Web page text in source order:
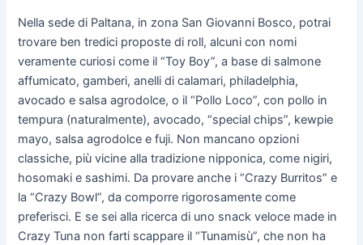
Nella sede di Paltana, in zona San Giovanni Bosco, potrai
trovare ben tredici proposte di roll, alcuni con nomi
veramente curiosi come il “Toy Boy”, a base di salmone
affumicato, gamberi, anelli di calamari, philadelphia,
avocado e salsa agrodolce, o il “Pollo Loco”, con pollo in
tempura (naturalmente), avocado, “special chips”, kewpie
mayo, salsa agrodolce e fuji. Non mancano opzioni
classiche, più vicine alla tradizione nipponica, come nigiri,
hosomaki e sashimi. Da provare anche i “Crazy Burritos” e
la “Crazy Bowl”, da comporre rigorosamente come
preferisci. E se sei alla ricerca di uno snack veloce made in
Crazy Tuna non farti scappare il “Tunamisù”, che non ha